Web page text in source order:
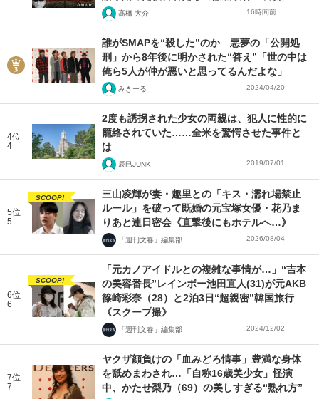
髙橋 大介 16時間前
誰がSMAPを“殺した”のか 悪夢の「公開処
刑」から8年後に明かされた“答え”「世の中は
俺ら5人が仲が悪いと思ってるんだよな」
みきーる 2024/04/20
4位
4
2度も誘拐された少女の両親は、犯人に性的に
籠絡されていた……全米を驚愕させた事件と
は
辰巳JUNK 2019/07/01
5位
5
SCOOP!
三山凌輝が妻・趣里との「キス・濡れ場禁止
ルール」を破って既婚の元宝塚女優・花乃ま
りあと連日密会《直撃後にもホテルへ…》
「週刊文春」編集部 2026/08/04
6位
6
SCOOP!
「元カノアイドルとの複雑な事情が…」“吉本
の美容番長”レインボー池田直人(31)が元AKB
篠崎彩奈（28）と2泊3日“超親密”韓国旅行
《スクープ撮》
「週刊文春」編集部 2024/12/02
7位
7
ヤクザ顔負けの「血みどろ情事」豊満な身体
を舐めまわされ…「自称16歳美少女」怪演
中、かたせ梨乃（69）の美しすぎる“熟れ方”